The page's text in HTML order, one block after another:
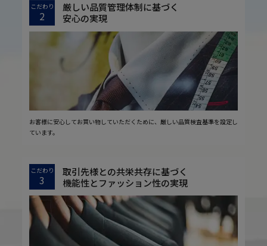
こだわり
2
厳しい品質管理体制に基づく
安心の実現
お客様に安心してお買い物していただくために、厳しい品質検査基準を設定し
ています。
こだわり
3
取引先様との共栄共存に基づく
機能性とファッション性の実現